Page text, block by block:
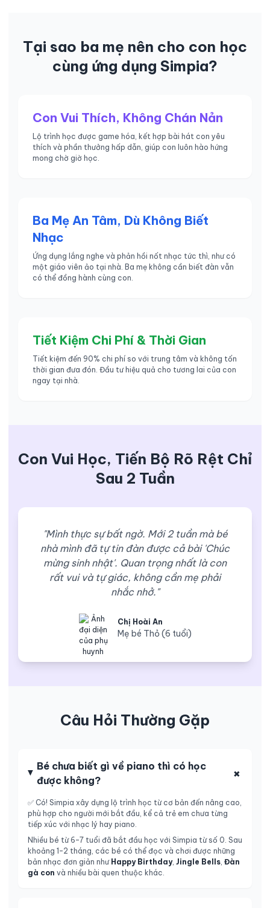
Tại sao ba mẹ nên cho con học
cùng ứng dụng Simpia?
Con Vui Thích, Không Chán Nản
Lộ trình học được game hóa, kết hợp bài hát con yêu
thích và phần thưởng hấp dẫn, giúp con luôn hào hứng
mong chờ giờ học.
Ba Mẹ An Tâm, Dù Không Biết
Nhạc
Ứng dụng lắng nghe và phản hồi nốt nhạc tức thì, như có
một giáo viên ảo tại nhà. Ba mẹ không cần biết đàn vẫn
có thể đồng hành cùng con.
Tiết Kiệm Chi Phí & Thời Gian
Tiết kiệm đến 90% chi phí so với trung tâm và không tốn
thời gian đưa đón. Đầu tư hiệu quả cho tương lai của con
ngay tại nhà.
Con Vui Học, Tiến Bộ Rõ Rệt Chỉ
Sau 2 Tuần
"Mình thực sự bất ngờ. Mới 2 tuần mà bé
nhà mình đã tự tin đàn được cả bài 'Chúc
mừng sinh nhật'. Quan trọng nhất là con
rất vui và tự giác, không cần mẹ phải
nhắc nhở."
Chị Hoài An
Mẹ bé Thỏ (6 tuổi)
Câu Hỏi Thường Gặp
Bé chưa biết gì về piano thì có học
được không?
✅ Có! Simpia xây dựng lộ trình học từ cơ bản đến nâng cao,
phù hợp cho người mới bắt đầu, kể cả trẻ em chưa từng
tiếp xúc với nhạc lý hay piano.
Nhiều bé từ 6–7 tuổi đã bắt đầu học với Simpia từ số 0. Sau
khoảng 1–2 tháng, các bé có thể đọc và chơi được những
bản nhạc đơn giản như Happy Birthday, Jingle Bells Đàn
gà con và nhiều bài quen thuộc khác.